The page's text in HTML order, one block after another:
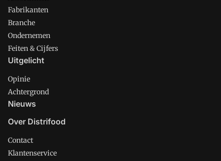
Fabrikanten
Branche
Ondernemen
Feiten & Cijfers
Uitgelicht
Opinie
Achtergrond
Nieuws
Over Distrifood
Contact
Klantenservice